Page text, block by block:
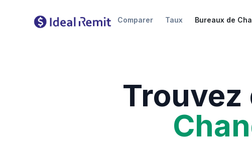
Comparer Taux Bureaux de
Trouvez